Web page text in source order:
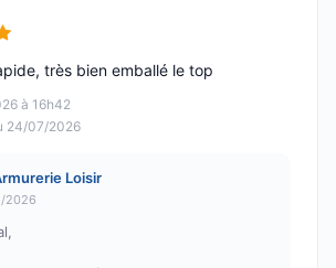
5
à 16h42
24/07/2026
très bien emballé le top
Loisir
2026